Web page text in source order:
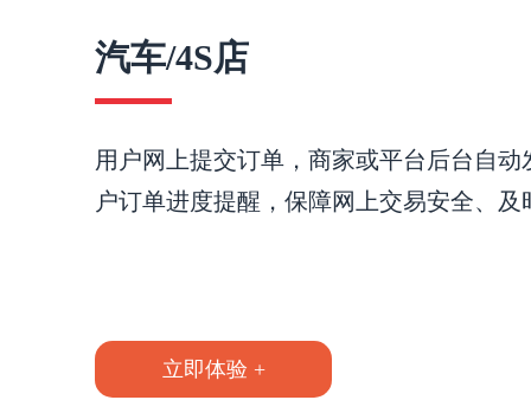
汽车/4S店
用户网上提交订单，商家或平台后台自动
户订单进度提醒，保障网上交易安全、及
立即体验 +